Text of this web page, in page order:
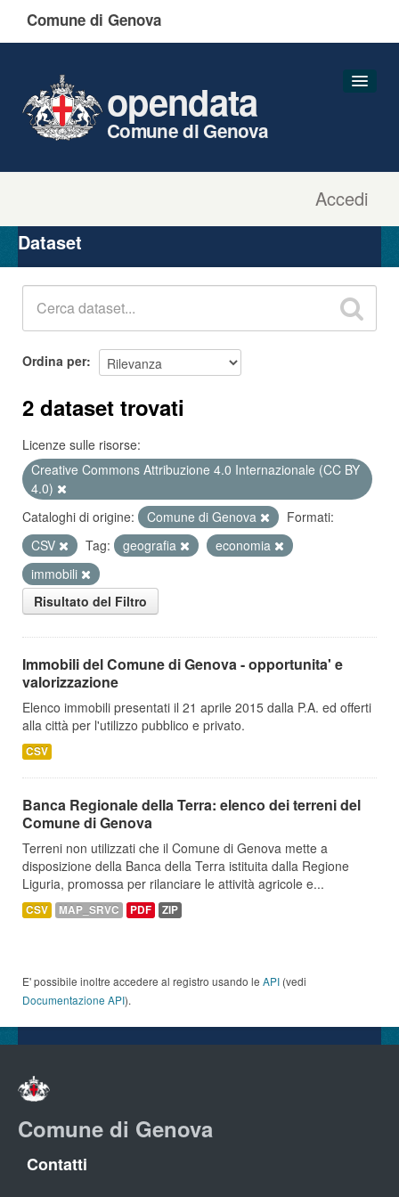
Comune di Genova
Accedi
opendata
Comune di Genova
Organizzazioni
Gruppi
Dataset
Ordina per
2 dataset trovati
Licenze sulle risorse:
Creative Commons Attribuzione 4.0 Internazionale (CC BY
4.0)
Cataloghi di origine:
Comune di Genova
Formati:
CSV
Tag: geografia
economia
immobili
Risultato del Filtro
Immobili del Comune di Genova - opportunita' e
valorizzazione
Elenco immobili presentati il 21 aprile 2015 dalla P.A. ed offerti
alla città per l'utilizzo pubblico e privato.
CSV
Banca Regionale della Terra: elenco dei terreni del
Comune di Genova
Terreni non utilizzati che il Comune di Genova mette a
disposizione della Banca della Terra istituita dalla Regione
Liguria, promossa per rilanciare le attività agricole e...
CSV MAP_SRVC PDF ZIP
E' possibile inoltre accedere al registro usando le API (vedi
Documentazione API).
Comune di Genova
Contatti